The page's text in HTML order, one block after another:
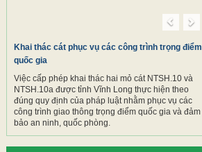
Khai thác cát phục vụ các công trình trọng điểm
quốc gia
Việc cấp phép khai thác hai mỏ cát NTSH.10 và
NTSH.10a được tỉnh Vĩnh Long thực hiện theo
đúng quy định của pháp luật nhằm phục vụ các
công trình giao thông trọng điểm quốc gia và đảm
bảo an ninh, quốc phòng.
Previous